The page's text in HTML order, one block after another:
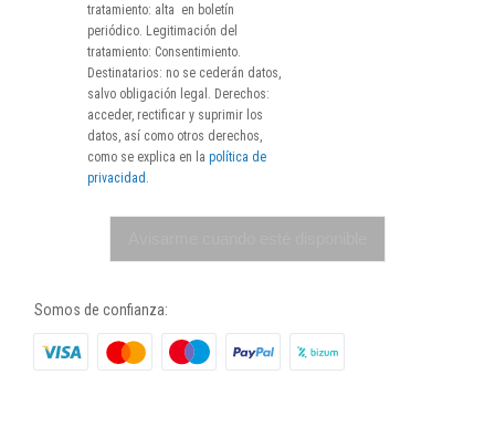
tratamiento: alta en boletín
periódico. Legitimación del
tratamiento: Consentimiento.
Destinatarios: no se cederán datos,
salvo obligación legal. Derechos:
acceder, rectificar y suprimir los
datos, así como otros derechos,
como se explica en la política de
privacidad .
Somos de confianza: